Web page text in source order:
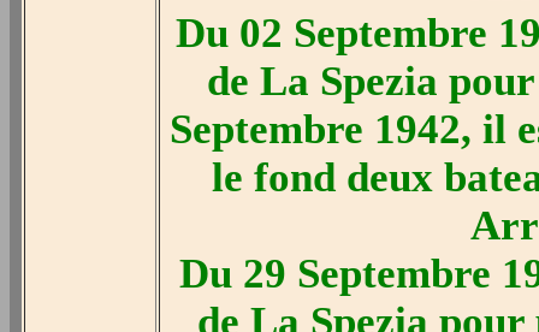
Du 02 Septembre
de La Spezia
Septembre 1942, il
le fond deux
Du 29 Septembre
de La Spezia